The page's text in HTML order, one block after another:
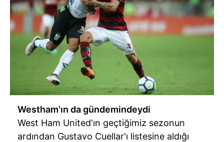
Westham'ın da gündemindeydi
West Ham United'ın geçtiğimiz sezonun
ardından Gustavo Cuellar'ı listesine aldığı